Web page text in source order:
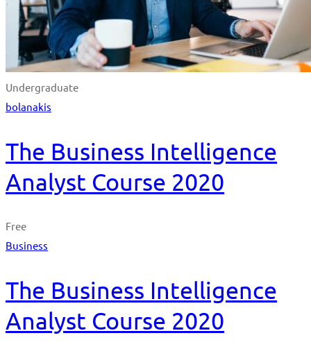
Undergraduate
bolanakis
The Business Intelligence
Analyst Course 2020
Free
Business
The Business Intelligence
Analyst Course 2020